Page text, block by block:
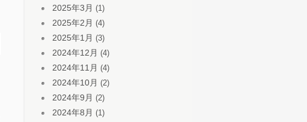
2025年3月 (1)
2025年2月 (4)
2025年1月 (3)
2024年12月 (4)
2024年11月 (4)
2024年10月 (2)
2024年9月 (2)
2024年8月 (1)